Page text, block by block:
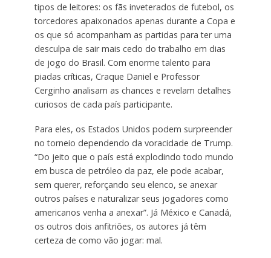
tipos de leitores: os fãs inveterados de futebol, os
torcedores apaixonados apenas durante a Copa e
os que só acompanham as partidas para ter uma
desculpa de sair mais cedo do trabalho em dias
de jogo do Brasil. Com enorme talento para
piadas críticas, Craque Daniel e Professor
Cerginho analisam as chances e revelam detalhes
curiosos de cada país participante.
Para eles, os Estados Unidos podem surpreender
no torneio dependendo da voracidade de Trump.
“Do jeito que o país está explodindo todo mundo
em busca de petróleo da paz, ele pode acabar,
sem querer, reforçando seu elenco, se anexar
outros países e naturalizar seus jogadores como
americanos venha a anexar”. Já México e Canadá,
os outros dois anfitriões, os autores já têm
certeza de como vão jogar: mal.